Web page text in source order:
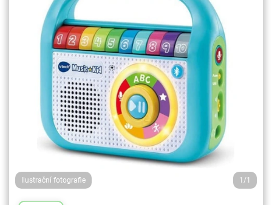
Ilustrační fotografie 1/1